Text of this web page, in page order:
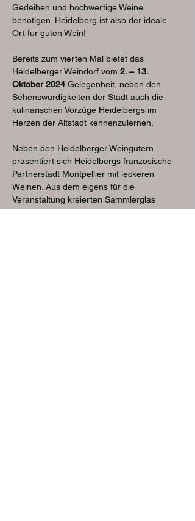
Gedeihen und hochwertige Weine
benötigen. Heidelberg ist also der ideale
Ort für guten Wein!
Bereits zum vierten Mal bietet das
Heidelberger Weindorf vom 2. – 13.
Oktober 2024 Gelegenheit, neben den
Sehenswürdigkeiten der Stadt auch die
kulinarischen Vorzüge Heidelbergs im
Herzen der Altstadt kennenzulernen.
Neben den Heidelberger Weingütern
präsentiert sich Heidelbergs französische
Partnerstadt Montpellier mit leckeren
Weinen. Aus dem eigens für die
Veranstaltung kreierten Sammlerglas